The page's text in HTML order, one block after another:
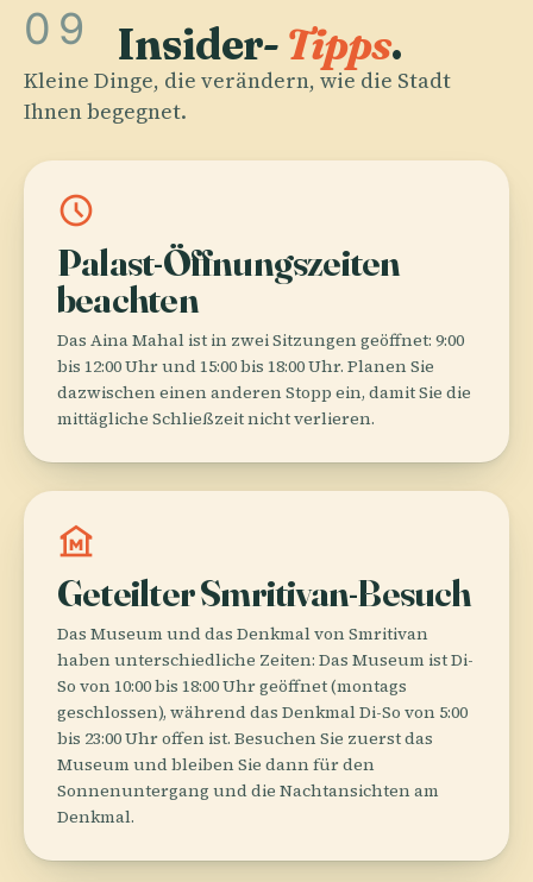
09 Insider- Tipps.
Kleine Dinge, die verändern, wie die Stadt
Ihnen begegnet.
schedule
Palast-Öffnungszeiten
beachten
Das Aina Mahal ist in zwei Sitzungen geöffnet: 9:00
bis 12:00 Uhr und 15:00 bis 18:00 Uhr. Planen Sie
dazwischen einen anderen Stopp ein, damit Sie die
mittägliche Schließzeit nicht verlieren.
museum
Geteilter Smritivan-Besuch
Das Museum und das Denkmal von Smritivan
haben unterschiedliche Zeiten: Das Museum ist Di-
So von 10:00 bis 18:00 Uhr geöffnet (montags
geschlossen), während das Denkmal Di-So von 5:00
bis 23:00 Uhr offen ist. Besuchen Sie zuerst das
Museum und bleiben Sie dann für den
Sonnenuntergang und die Nachtansichten am
Denkmal.